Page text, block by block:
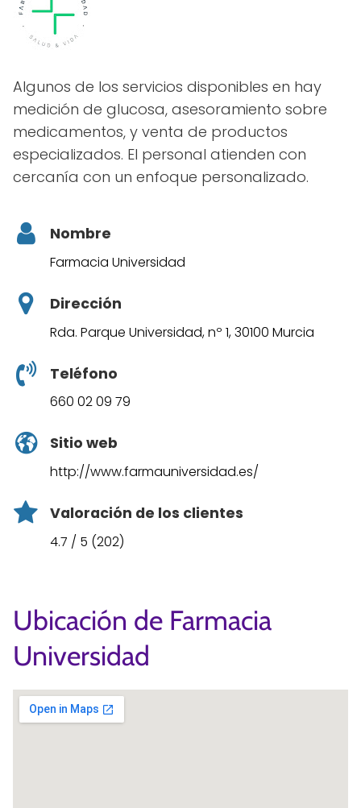
Algunos de los servicios disponibles en hay
medición de glucosa, asesoramiento sobre
medicamentos, y venta de productos
especializados. El personal atienden con
cercanía con un enfoque personalizado.
Nombre
Farmacia Universidad
Dirección
Rda. Parque Universidad, nº 1, 30100 Murcia
Teléfono
660 02 09 79
Sitio web
http://www.farmauniversidad.es/
Valoración de los clientes
4.7 / 5 (202)
Ubicación de Farmacia
Universidad